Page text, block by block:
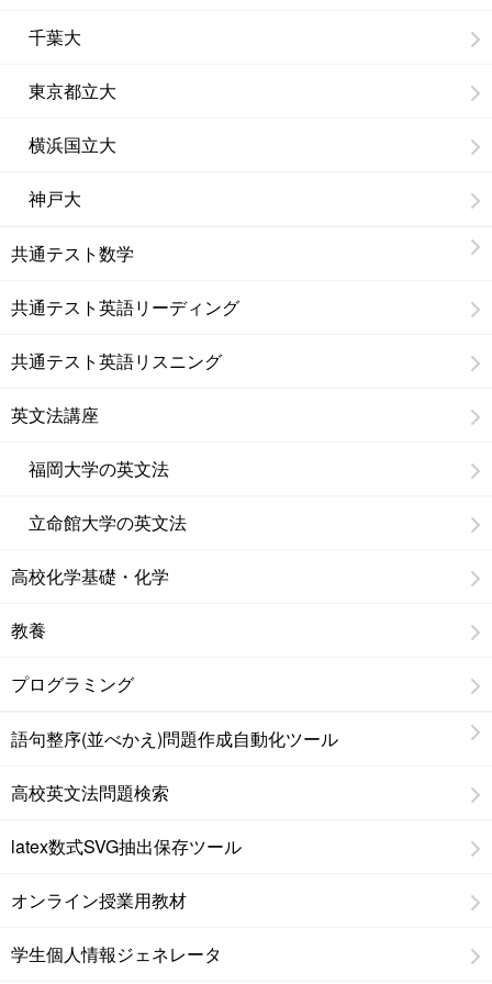
千葉大
東京都立大
横浜国立大
神戸大
共通テスト数学
共通テスト英語リーディング
共通テスト英語リスニング
英文法講座
福岡大学の英文法
立命館大学の英文法
高校化学基礎・化学
教養
プログラミング
語句整序(並べかえ)問題作成自動化ツール
高校英文法問題検索
latex数式SVG抽出保存ツール
オンライン授業用教材
学生個人情報ジェネレータ